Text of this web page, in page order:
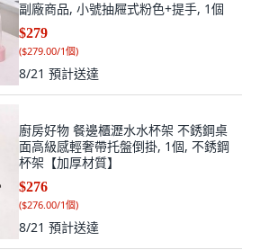
副廠商品, 小號抽屜式粉色+提手, 1個
$279
($279.00/1個)
8/21 預計送達
廚房好物 餐邊櫃瀝水水杯架 不銹鋼桌
面高級感輕奢帶托盤倒掛, 1個, 不銹鋼
杯架【加厚材質】
$276
($276.00/1個)
8/21 預計送達